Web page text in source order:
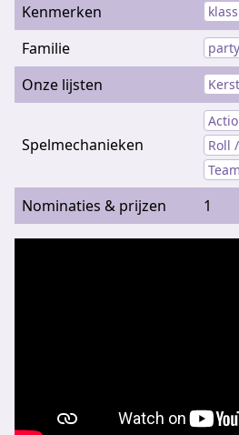
Kenmerken
Familie
Onze lijsten
Spelmechanieken
Roll
Nominaties & prijzen 1